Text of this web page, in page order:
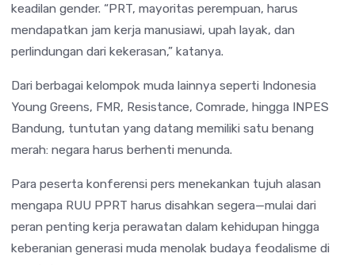
keadilan gender. “PRT, mayoritas perempuan, harus
mendapatkan jam kerja manusiawi, upah layak, dan
perlindungan dari kekerasan,” katanya.
Dari berbagai kelompok muda lainnya seperti Indonesia
Young Greens, FMR, Resistance, Comrade, hingga INPES
Bandung, tuntutan yang datang memiliki satu benang
merah: negara harus berhenti menunda.
Para peserta konferensi pers menekankan tujuh alasan
mengapa RUU PPRT harus disahkan segera—mulai dari
peran penting kerja perawatan dalam kehidupan hingga
keberanian generasi muda menolak budaya feodalisme di